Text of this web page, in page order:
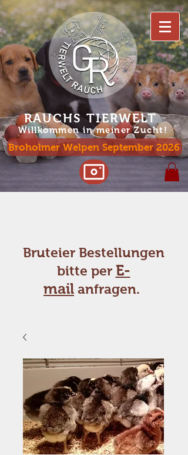
RAUCHS TIERWELT
Willkommen in meiner Zucht!
Broholmer Welpen September 2026
Bruteier Bestellungen
bitte per E-
mail anfragen.